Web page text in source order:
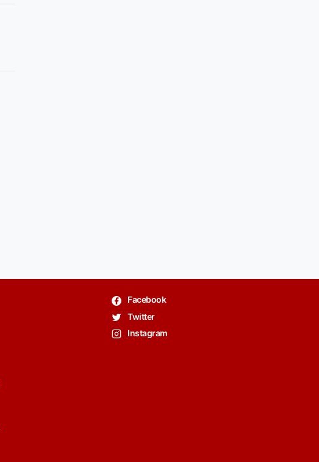
Facebook
Twitter
Instagram